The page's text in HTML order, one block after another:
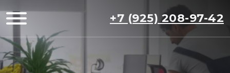
+7 (925) 208-97-42